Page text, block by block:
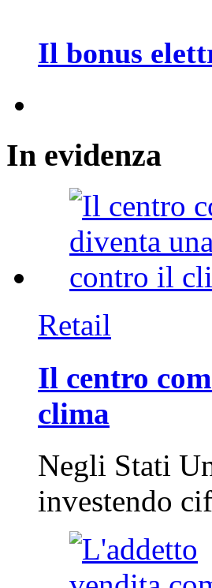
Il bonus
In evidenza
Retail
Il centro
clima
Negli Stati
investendo